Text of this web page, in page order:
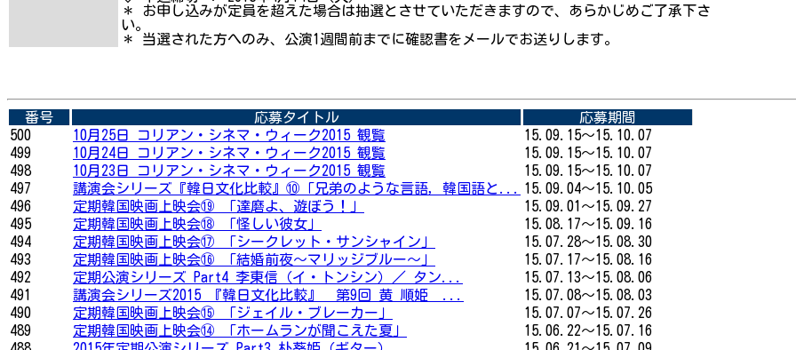
＊ お申し込みが定員を超えた場合は抽選とさせていただきますので、あらかじめご了承下さ
い。
＊ 当選された方へのみ、公演1週間前までに確認書をメールでお送りします。
番号 応募タイトル
応募期間
500
10月25日 コリアン・シネマ・ウィーク2015 観覧
15.09.15～15.10.07
499
10月24日 コリアン・シネマ・ウィーク2015 観覧
15.09.15～15.10.07
498
10月23日 コリアン・シネマ・ウィーク2015 観覧
15.09.15～15.10.07
497
講演会シリーズ『韓日文化比較』⑩「兄弟のような言語，韓国語と...
15.09.04～15.10.05
496
定期韓国映画上映会⑲ 「達磨よ、遊ぼう！」
15.09.01～15.09.27
495
定期韓国映画上映会⑱ 「怪しい彼女」
15.08.17～15.09.16
494
定期韓国映画上映会⑰ 「シークレット・サンシャイン」
15.07.28～15.08.30
493
定期韓国映画上映会⑯ 「結婚前夜～マリッジブルー～」
15.07.17～15.08.16
492
定期公演シリーズ Part4 李東信（イ・トンシン）／ タン...
15.07.13～15.08.06
491
講演会シリーズ2015 『韓日文化比較』 第9回 黄 順姫 ...
15.07.08～15.08.03
490
定期韓国映画上映会⑮ 「ジェイル・ブレーカー」
15.07.07～15.07.26
489
定期韓国映画上映会⑭ 「ホームランが聞こえた夏」
15.06.22～15.07.16